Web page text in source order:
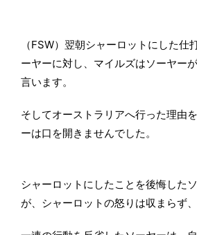
（FSW）翌朝シャーロットにした
ーヤーに対し、マイルズはソーヤー
言います。
そしてオーストラリアへ行った理由
ーは口を開きませんでした。
シャーロットにしたことを後悔した
が、シャーロットの怒りは収まらず